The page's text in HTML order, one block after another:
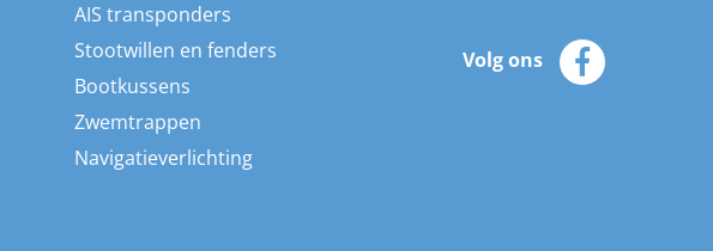
AIS transponders
Stootwillen en fenders
Bootkussens
Zwemtrappen
Navigatieverlichting
Volg ons